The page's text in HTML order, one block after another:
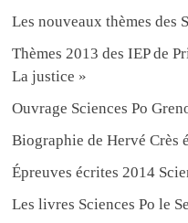
Les nouveaux thèmes des
Thèmes 2013 des IEP de
La justice »
Ouvrage Sciences Po
Biographie de Hervé Crès
Épreuves écrites 2014
Les livres Sciences Po le